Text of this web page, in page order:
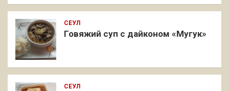
СЕУЛ
Говяжий суп с дайконом «Мугук»
СЕУЛ